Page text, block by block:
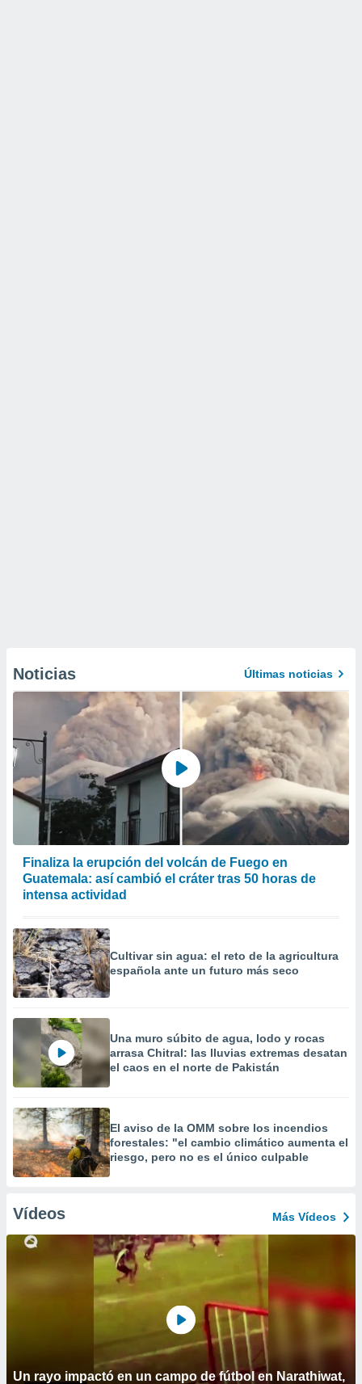
Noticias Últimas noticias
Finaliza la erupción del volcán de Fuego en
Guatemala: así cambió el cráter tras 50 horas de
intensa actividad
Cultivar sin agua: el reto de la agricultura
española ante un futuro más seco
Una muro súbito de agua, lodo y rocas
arrasa Chitral: las lluvias extremas desatan
el caos en el norte de Pakistán
El aviso de la OMM sobre los incendios
forestales: "el cambio climático aumenta el
riesgo, pero no es el único culpable
Vídeos Más Vídeos
Un rayo impactó en un campo de fútbol en Narathiwat,